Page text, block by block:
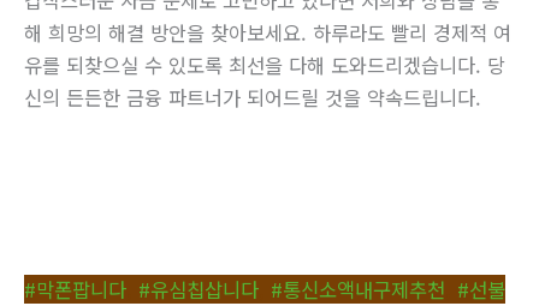
해 희망의 해결 방안을 찾아보세요. 하루라도 빨리 경제적 여
유를 되찾으실 수 있도록 최선을 다해 도와드리겠습니다. 당
신의 든든한 금융 파트너가 되어드릴 것을 약속드립니다.
#막폰팝니다 #유심칩삽니다 #통신소액내구제추천 #선불